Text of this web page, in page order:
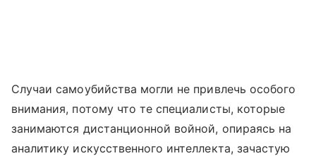
Случаи самоубийства могли не привлечь особого
внимания, потому что те специалисты, которые
занимаются дистанционной войной, опираясь на
аналитику искусственного интеллекта, зачастую